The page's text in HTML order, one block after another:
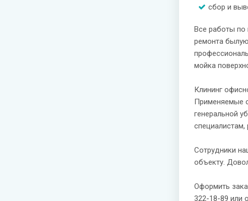
сбор и
Все работы по
ремонта
мойка
Клининг
Применяемые
генеральной
специалистам,
Сотрудники
объекту.
Оформить
322-18-89 или